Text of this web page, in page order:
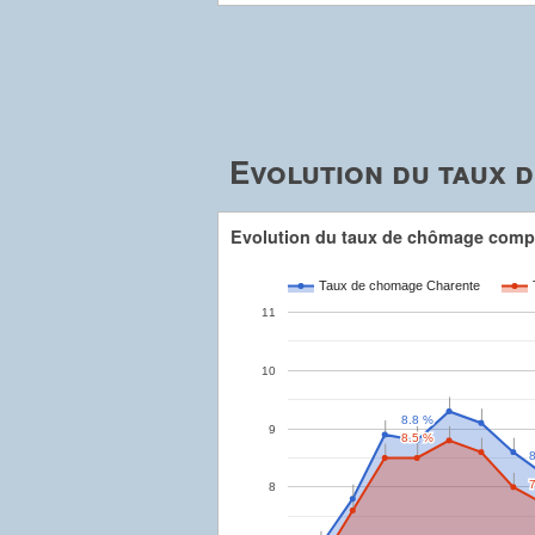
Evolution du taux
Evolution du taux de chômage
Taux de chomage Charente
8
9
10
11
8.8 %
8.8 %
8.5 %
8.5 %